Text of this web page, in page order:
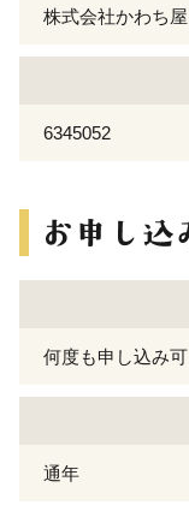
株式会社かわち屋
6345052
何度も申し込み可
通年